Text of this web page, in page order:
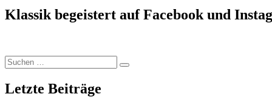
Klassik begeistert auf Facebook und
Suchen
nach:
Suchen
Letzte Beiträge